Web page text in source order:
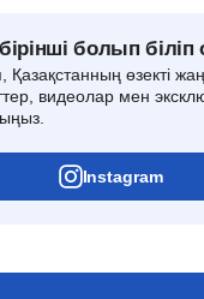
болып
Қазақстанның өзекті
видеолар мен
Instagram